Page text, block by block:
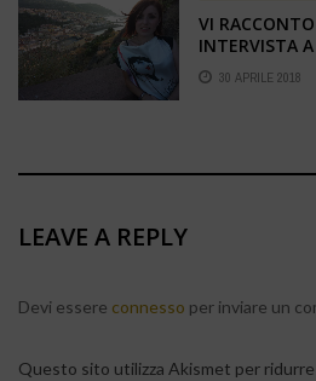
VI
INTERVISTA
30 APRILE 2018
LEAVE A REPLY
Devi essere connesso per inviare un
Questo sito utilizza Akismet per ridurre